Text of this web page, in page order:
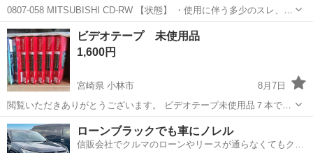
0807-058 MITSUBISHI CD-RW 【状態】 ・使用に伴う多少のスレ、キ
ズ、落としきれない汚れなどございます ・詳細は現地でご確認くださ
い ・お値引きは出来かねますのでご了承願います ※中古...
愛知 半田市 映像プレーヤー、レコーダー
ビデオテープ 未使用品
1,600円
宮崎県 小林市
8月7日
閲覧いただきありがとうございます。 ビデオテープ未使用品７本で
す。 未開封ですが使えるかはわかりませんので、ご理解ある方のみ検
討ください。 お取引場所は吉都線の飯野駅近くになります。 よろしく
お願いい...
宮崎 小林市 映像プレーヤー、レコーダー
ローンブラックでも車にノレル
信販会社でクルマのローンやリースが通らなくてもクル